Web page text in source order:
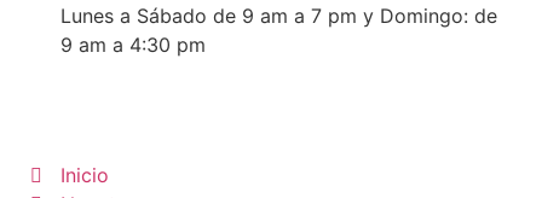
Lunes a Sábado de 9 am a 7 pm y Domingo: de
9 am a 4:30 pm
Inicio